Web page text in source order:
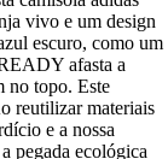
vivo e um design
escuro, como um
afasta a
no topo. Este
reutilizar materiais
e a nossa
pegada ecológica